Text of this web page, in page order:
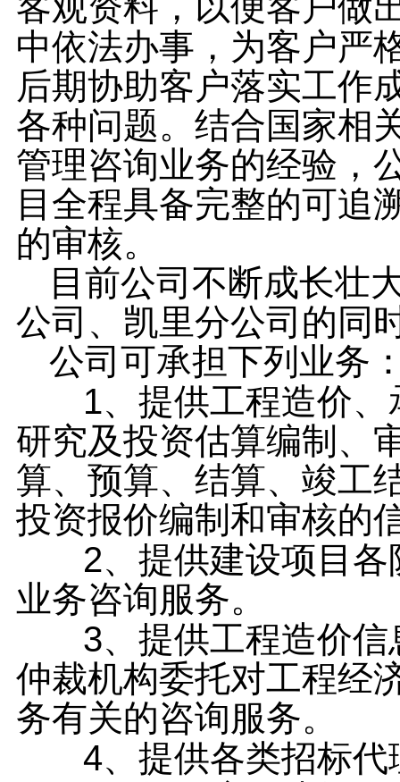
中依法办事，为客户严
后期协助客户落实工作
各种问题。 结合国家相
管理咨询业务的经验，
目全程具备完整的可追
的审核。
目前公司不断成长壮
公司、凯里分公司的同
公司可承担下列业务
1、提供工程造价
研究及投资估算编制、
算、预算、结算、竣工
投资报价编制和审核的
2、提供建设项目
业务咨询服务。
3、提供工程造价
仲裁机构委托对工程经
务有关的咨询服务。
4、提供各类招标